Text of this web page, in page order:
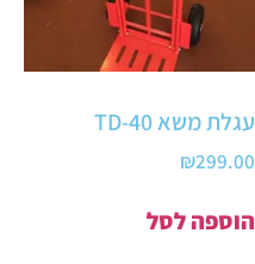
עגלת משא TD-40
₪299.00
הוספה לסל